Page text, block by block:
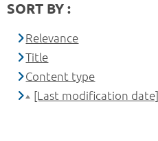
SORT BY :
Relevance
Title
Content type
[Last modification date]